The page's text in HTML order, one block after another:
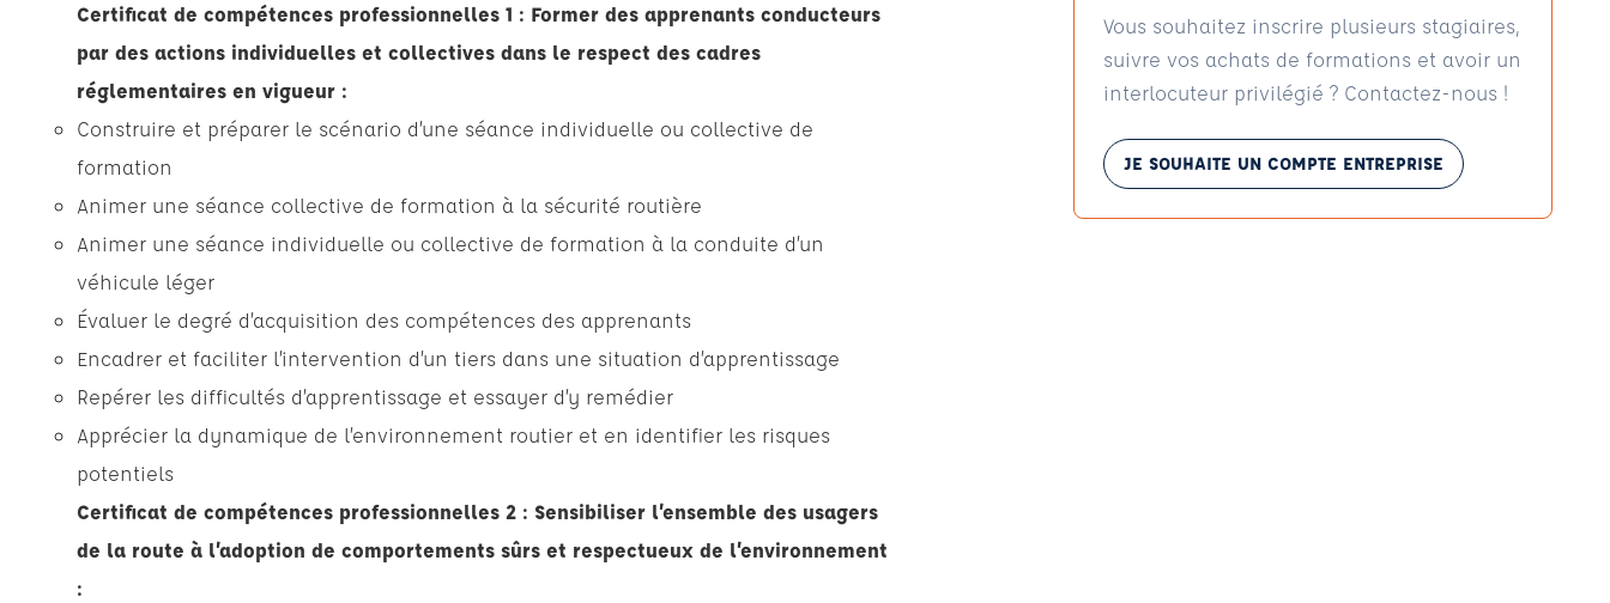
Certificat de compétences professionnelles 1 : Former des apprenants conducteurs
par des actions individuelles et collectives dans le respect des cadres
réglementaires en vigueur :
Construire et préparer le scénario d’une séance individuelle ou collective de
formation
Animer une séance collective de formation à la sécurité routière
Animer une séance individuelle ou collective de formation à la conduite d’un
véhicule léger
Évaluer le degré d’acquisition des compétences des apprenants
Encadrer et faciliter l’intervention d’un tiers dans une situation d’apprentissage
Repérer les difficultés d’apprentissage et essayer d’y remédier
Apprécier la dynamique de l’environnement routier et en identifier les risques
potentiels
Certificat de compétences professionnelles 2 : Sensibiliser l’ensemble des usagers
de la route à l’adoption de comportements sûrs et respectueux de l’environnement
:
Vous souhaitez inscrire plusieurs stagiaires,
suivre vos achats de formations et avoir un
interlocuteur privilégié ? Contactez-nous !
JE SOUHAITE UN COMPTE ENTREPRISE